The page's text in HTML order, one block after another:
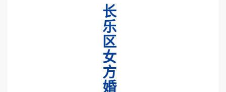
长
乐
区
女
方
婚